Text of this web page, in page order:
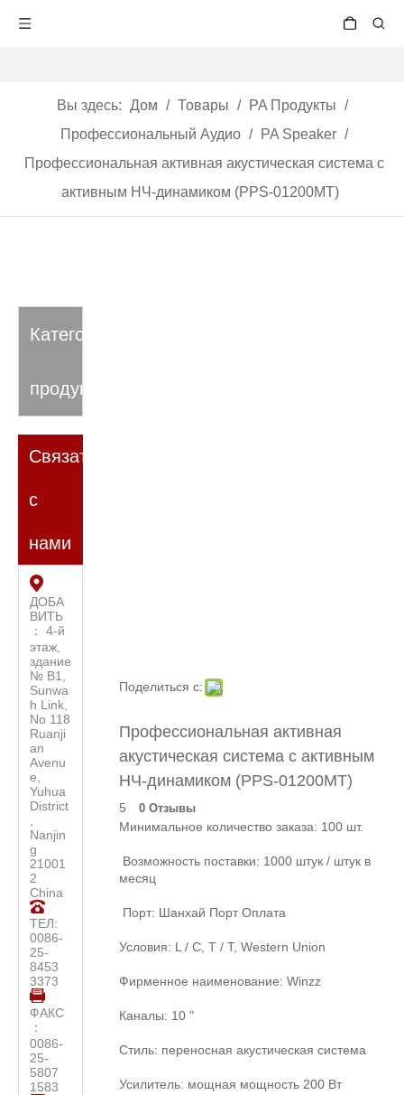
Вы здесь: Дом / Товары / PA Продукты /
Профессиональный Аудио / PA Speaker /
Профессиональная активная акустическая система с
активным НЧ-динамиком (PPS-01200MT)
Категория
продукта
Связаться
с
нами
ДОБА
ВИТЬ
： 4-й
этаж,
здание
№ B1,
Sunwa
h Link,
No 118
Ruanji
an
Avenu
e,
Yuhua
District
Nanjin
g
21001
2
China
ТЕЛ:
0086-
25-
8453
3373
ФАКС
：
0086-
25-
5807
1583
Поделиться с:
Профессиональная активная
акустическая система с активным
НЧ-динамиком (PPS-01200MT)
5 0 Отзывы
Минимальное количество заказа: 100 шт.
Возможность поставки: 1000 штук / штук в
месяц
Порт: Шанхай Порт Оплата
Условия: L / C, T / T, Western Union
Фирменное наименование: Winzz
Каналы: 10 "
Стиль: переносная акустическая система
Усилитель: мощная мощность 200 Вт